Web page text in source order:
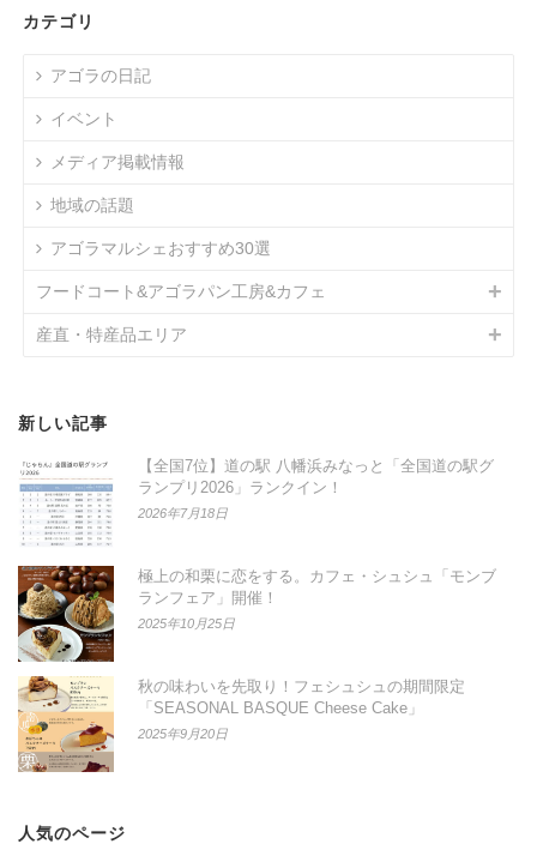
カテゴリ
アゴラの日記
イベント
メディア掲載情報
地域の話題
アゴラマルシェおすすめ30選
フードコート&アゴラパン工房&カフェ
産直・特産品エリア
新しい記事
【全国7位】道の駅 八幡浜みなっと「全国道の駅グ
ランプリ2026」ランクイン！
2026年7月18日
極上の和栗に恋をする。カフェ・シュシュ「モンブ
ランフェア」開催！
2025年10月25日
秋の味わいを先取り！フェシュシュの期間限定
「SEASONAL BASQUE Cheese Cake」
2025年9月20日
人気のページ